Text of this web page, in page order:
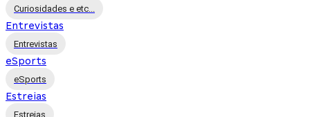
Curiosidades e etc...
Entrevistas
Entrevistas
eSports
eSports
Estreias
Estreias